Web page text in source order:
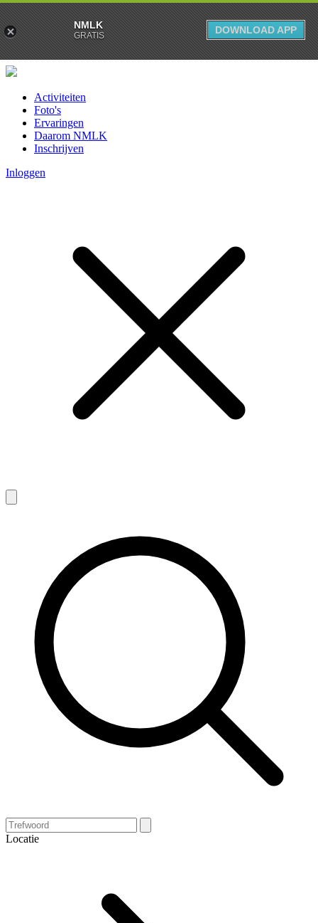
Activiteiten
Foto's
Ervaringen
Daarom NMLK
Inschrijven
Inloggen
Locatie
NMLK
GRATIS DOWNLOAD APP